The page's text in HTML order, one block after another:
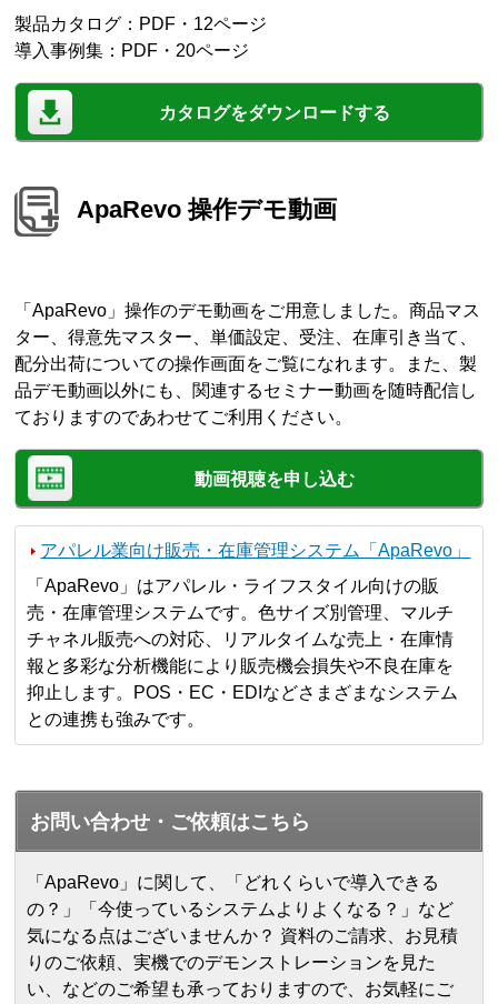
製品カタログ：PDF・12ページ
導入事例集：PDF・20ページ
カタログをダウンロードする
ApaRevo 操作デモ動画
「ApaRevo」操作のデモ動画をご用意しました。商品マス
ター、得意先マスター、単価設定、受注、在庫引き当て、
配分出荷についての操作画面をご覧になれます。また、製
品デモ動画以外にも、関連するセミナー動画を随時配信し
ておりますのであわせてご利用ください。
動画視聴を申し込む
アパレル業向け販売・在庫管理システム「ApaRevo」
「ApaRevo」はアパレル・ライフスタイル向けの販
売・在庫管理システムです。色サイズ別管理、マルチ
チャネル販売への対応、リアルタイムな売上・在庫情
報と多彩な分析機能により販売機会損失や不良在庫を
抑止します。POS・EC・EDIなどさまざまなシステム
との連携も強みです。
お問い合わせ・ご依頼はこちら
「ApaRevo」に関して、「どれくらいで導入できる
の？」「今使っているシステムよりよくなる？」など
気になる点はございませんか？ 資料のご請求、お見積
りのご依頼、実機でのデモンストレーションを見た
い、などのご希望も承っておりますので、お気軽にご